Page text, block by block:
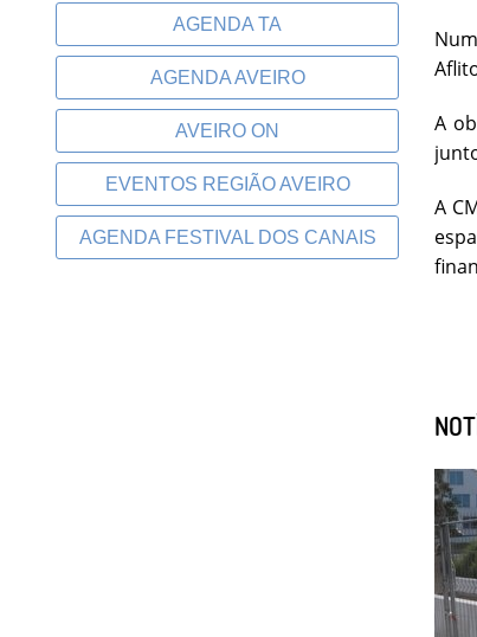
AGENDA TA
AGENDA AVEIRO
AVEIRO ON
EVENTOS REGIÃO AVEIRO
AGENDA FESTIVAL DOS CANAIS
A
A